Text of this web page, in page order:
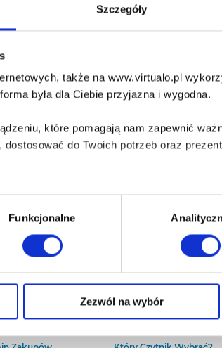
Szczegóły
także na www.virtualo.pl
była dla Ciebie przyjazna i wygodna.
które pomagają nam zapewnić
do Twoich potrzeb oraz
do prawidłowego i bezpiecznego
doświadczenia jeśli jesteś naszym
Funkcjonalne
Zezwól na wybór
Baza wiedzy